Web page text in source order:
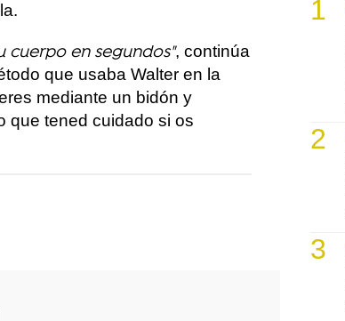
cuerpo en segundos", continúa
que usaba Walter en la
mediante un bidón y
que tened cuidado si os